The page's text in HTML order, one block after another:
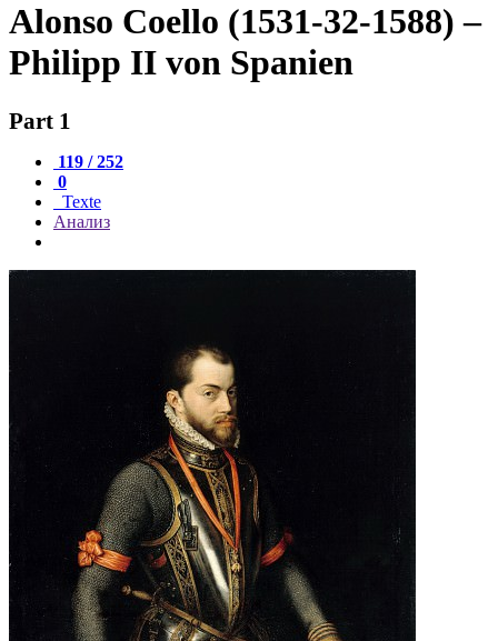
Alonso Coello (1531-32-1588) –
Philipp II von Spanien
Part 1
119 / 252
0
Texte
Анализ